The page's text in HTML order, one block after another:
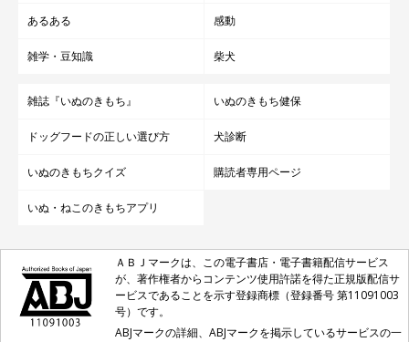
あるある 感動
雑学・豆知識 柴犬
雑誌『いぬのきもち』 いぬのきもち健保
ドッグフードの正しい選び方 犬診断
いぬのきもちクイズ 購読者専用ページ
いぬ・ねこのきもちアプリ
ＡＢＪマークは、この電子書店・電子書籍配信サービス
が、著作権者からコンテンツ使用許諾を得た正規版配信サ
ービスであることを示す登録商標（登録番号 第11091003
号）です。
ABJマークの詳細、ABJマークを掲示しているサービスの一